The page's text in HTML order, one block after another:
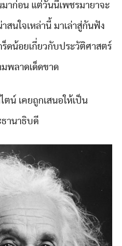
นมาก่อน แต่วันนี้เพชรมายาจะ
สนใจเหล่านี้ มาเล่าสู่กันฟัง
ร็ดน้อยเกี่ยวกับประวัติศาสตร์
พลาดเด็ดขาด
ตน์ เคยถูกเสนอให้เป็น
านาธิบดี